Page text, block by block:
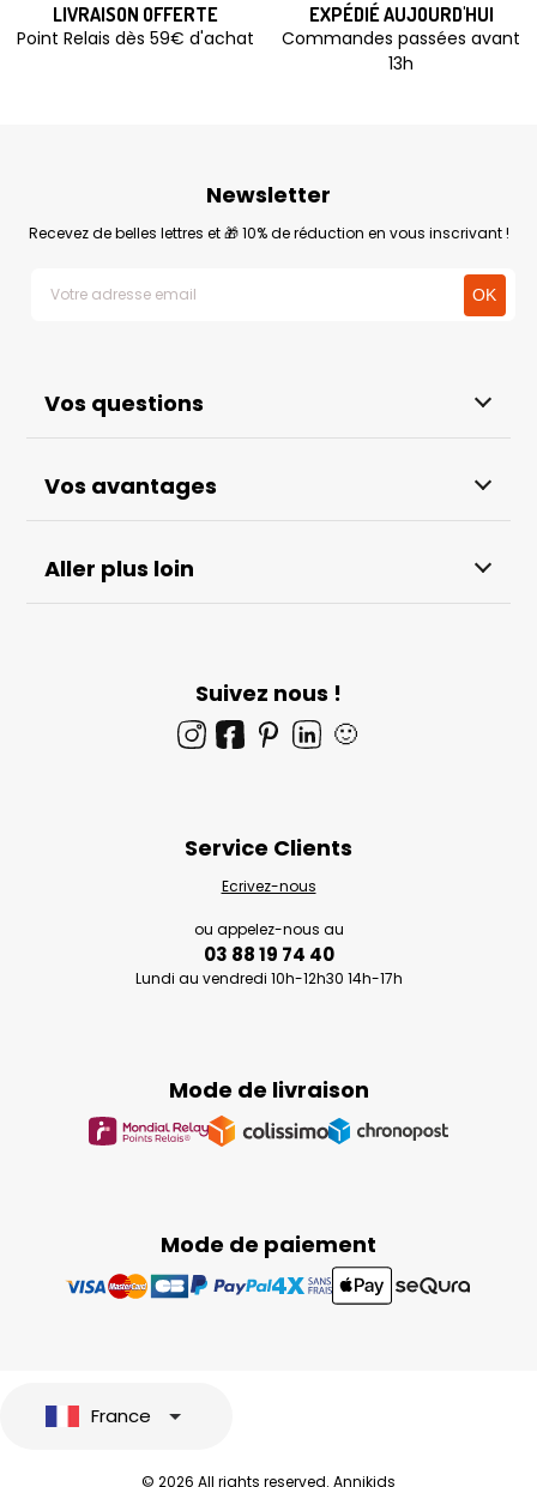
LIVRAISON OFFERTE
Point Relais dès 59€ d'achat
EXPÉDIÉ AUJOURD'HUI
Commandes passées avant
13h
Vos questions
Vos avantages
Aller plus loin
Newsletter
Recevez de belles lettres et 🎁 10% de réduction en vous inscrivant !
Suivez nous !
🙂
Mode de paiement
Mode de livraison
Service Clients
Ecrivez-nous
ou appelez-nous au
03 88 19 74 40
Lundi au vendredi 10h-12h30 14h-17h
France
© 2026 All rights reserved. Annikids